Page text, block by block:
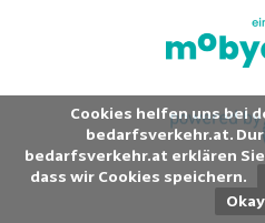
Cookies helfen uns bei
bedarfsverkehr.at.
bedarfsverkehr.at erklären
dass wir Cookies speichern.